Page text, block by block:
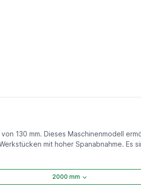
130 mm. Dieses Maschinenmodell
mit hoher Spanabnahme. Es
2000 mm